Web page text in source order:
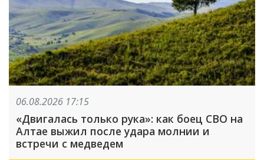
06.08.2026 17:15
«Двигалась только рука»: как боец СВО на
Алтае выжил после удара молнии и
встречи с медведем